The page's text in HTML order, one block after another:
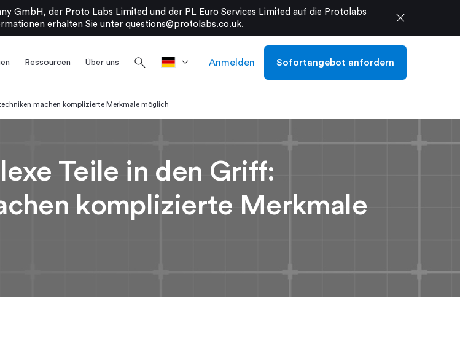
GmbH, der Proto Labs Limited und der PL Euro Services Limited auf die Protolabs
erhalten Sie unter questions@protolabs.co.uk. close
Ressourcen Über uns search Anmelden Sofortangebot anfordern
machen komplizierte Merkmale möglich
Teile in den Griff:
komplizierte Merkmale